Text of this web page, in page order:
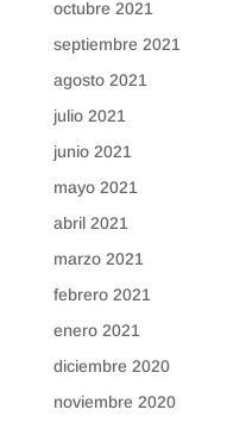
octubre 2021
septiembre 2021
agosto 2021
julio 2021
junio 2021
mayo 2021
abril 2021
marzo 2021
febrero 2021
enero 2021
diciembre 2020
noviembre 2020